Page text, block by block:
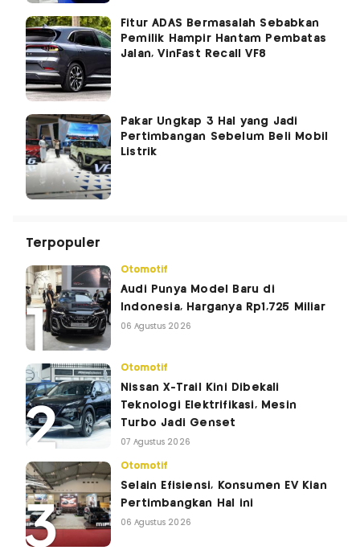
Fitur ADAS Bermasalah Sebabkan
Pemilik Hampir Hantam Pembatas
Jalan, VinFast Recall VF8
Pakar Ungkap 3 Hal yang Jadi
Pertimbangan Sebelum Beli Mobil
Listrik
Terpopuler
Otomotif
Audi Punya Model Baru di
Indonesia, Harganya Rp1,725 Miliar
06 Agustus 2026
Otomotif
Nissan X-Trail Kini Dibekali
Teknologi Elektrifikasi, Mesin
Turbo Jadi Genset
07 Agustus 2026
Otomotif
Selain Efisiensi, Konsumen EV Kian
Pertimbangkan Hal ini
06 Agustus 2026